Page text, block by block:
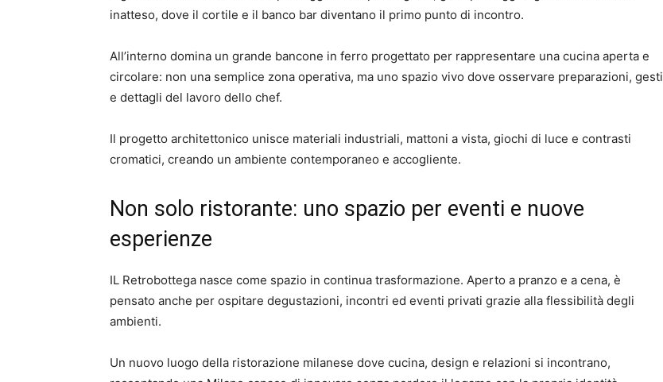
inatteso, dove il cortile e il banco bar diventano il primo punto di incontro.
All’interno domina un grande bancone in ferro progettato per rappresentare una cucina aperta e
circolare: non una semplice zona operativa, ma uno spazio vivo dove osservare preparazioni, gesti
e dettagli del lavoro dello chef.
Il progetto architettonico unisce materiali industriali, mattoni a vista, giochi di luce e contrasti
cromatici, creando un ambiente contemporaneo e accogliente.
Non solo ristorante: uno spazio per eventi e nuove
esperienze
IL Retrobottega nasce come spazio in continua trasformazione. Aperto a pranzo e a cena, è
pensato anche per ospitare degustazioni, incontri ed eventi privati grazie alla flessibilità degli
ambienti.
Un nuovo luogo della ristorazione milanese dove cucina, design e relazioni si incontrano,